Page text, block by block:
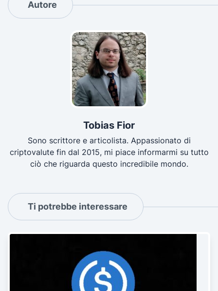
Autore
Tobias Fior
Sono scrittore e articolista. Appassionato di
criptovalute fin dal 2015, mi piace informarmi su tutto
ciò che riguarda questo incredibile mondo.
Ti potrebbe interessare